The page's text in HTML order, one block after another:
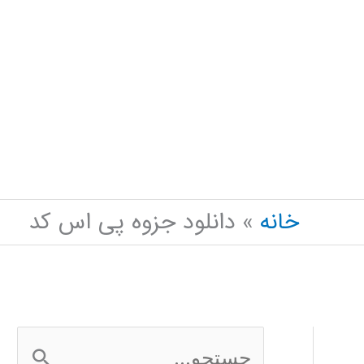
خانه
دانلود جزوه پی اس کد